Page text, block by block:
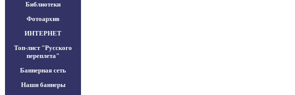
Библиотеки
Фотоархив
ИНТЕРНЕТ
Топ-лист "Русского
переплета"
Баннерная сеть
Наши баннеры